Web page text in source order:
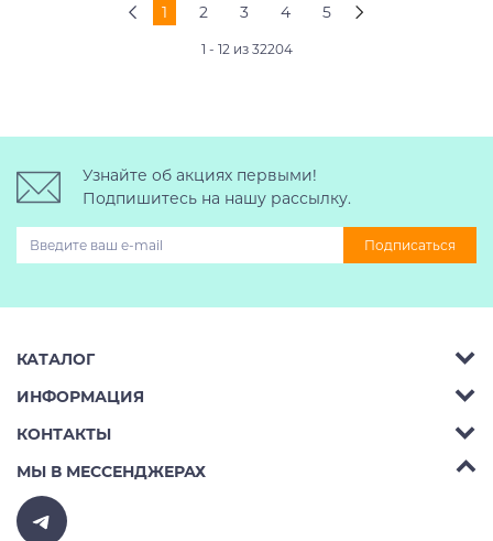
1 2 3 4 5
1 - 12 из 32204
Узнайте об акциях первыми!
Подпишитесь на нашу рассылку.
Подписаться
КАТАЛОГ
Багажник на крышу авто
Автобоксы
Крепления велосипедов на авто
Крепления лыж и сноубордов на авто
ИНФОРМАЦИЯ
Аренда
Ремонт
Доставка
КОНТАКТЫ
Телефон: 8 (495) 2367486
Бесплатно РФ:
E-mail:
МЫ В МЕССЕНДЖЕРАХ